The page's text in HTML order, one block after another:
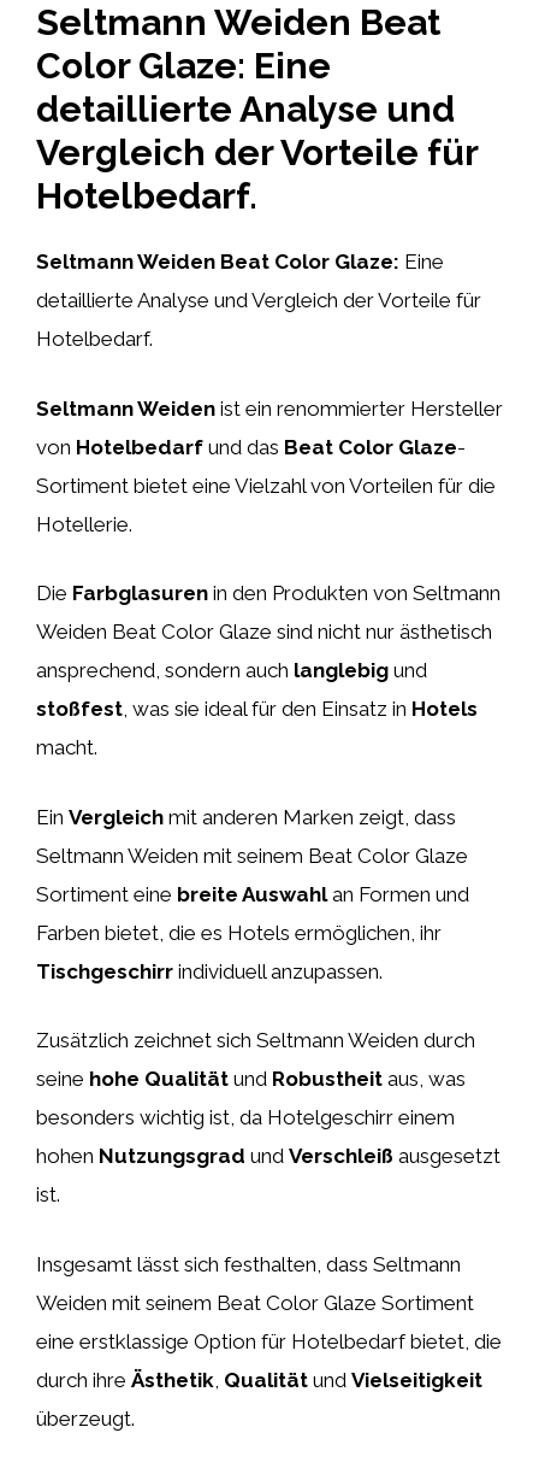
Seltmann Weiden Beat
Color Glaze: Eine
detaillierte Analyse und
Vergleich der Vorteile für
Hotelbedarf.
Seltmann Weiden Beat Color Glaze: Eine
detaillierte Analyse und Vergleich der Vorteile für
Hotelbedarf.
Seltmann Weiden ist ein renommierter Hersteller
von Hotelbedarf und das Beat Color Glaze-
Sortiment bietet eine Vielzahl von Vorteilen für die
Hotellerie.
Die Farbglasuren in den Produkten von Seltmann
Weiden Beat Color Glaze sind nicht nur ästhetisch
ansprechend, sondern auch langlebig und
stoßfest, was sie ideal für den Einsatz in Hotels
macht.
Ein Vergleich mit anderen Marken zeigt, dass
Seltmann Weiden mit seinem Beat Color Glaze
Sortiment eine breite Auswahlan Formen und
Farben bietet, die es Hotels ermöglichen, ihr
Tischgeschirr individuell anzupassen.
Zusätzlich zeichnet sich Seltmann Weiden durch
seine hohe Qualität und Robustheit aus, was
besonders wichtig ist, da Hotelgeschirr einem
hohen Nutzungsgrad und Verschleiß ausgesetzt
ist.
Insgesamt lässt sich festhalten, dass Seltmann
Weiden mit seinem Beat Color Glaze Sortiment
eine erstklassige Option für Hotelbedarf bietet, die
durch ihre Ästhetik Qualität und Vielseitigkeit
überzeugt.